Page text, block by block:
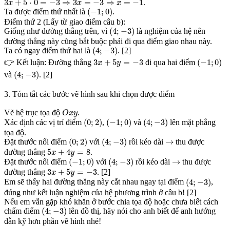
3x + 5 ⋅ 0 = −3 ⇒ 3x = −3 ⇒ x = −1.
Ta được điểm thứ nhất là (−1; 0)
(− 1;0 )
.
Điểm thứ 2 (Lấy từ giao điểm câu b):
Giống như đường thẳng trên, vì (4; −3)
(4;−3 )
là nghiệm của hệ nên
đường thẳng này cũng bắt buộc phải đi qua điểm giao nhau này.
Ta có ngay điểm thứ hai là (4; −3)
(4;−3)
. [2]
👉 Kết luận: Đường thẳng 3x + 5y = −3
3x+ 5 y=− đi qua hai điểm (−1;0)
(− 1; )
và (4; −3)
(4 ) . [2]
3. Tóm tắt các bước vẽ hình sau khi chọn được điểm
Vẽ hệ trục tọa độ Oxy
Oxy .
Xác định các vị trí điểm (0; 2)
(0; 2) , (−1; 0)
(− 1; ) và (4; −3)
(4; )
lên mặt phẳng
tọa độ.
Đặt thước nối điểm (0; 2)
(0; 2) với (4; −3)
(4; ) rồi kéo dài →
→thu được
đường thẳng 5x + 4y = 8
5x+ 4 y=8
.
Đặt thước nối điểm (−1; 0)
(− 1; ) với (4; −3)
(4; ) rồi kéo dài →
→thu được
đường thẳng 3x + 5y = −3
3x+ 5 y=−
. [2]
Em sẽ thấy hai đường thẳng này cắt nhau ngay tại điểm (4; −3)
(4 )
,
đúng như kết luận nghiệm của hệ phương trình ở câu b! [2]
Nếu em vẫn gặp khó khăn ở bước chia tọa độ hoặc chưa biết cách
chấm điểm (4; −3)
(4;−3 )
lên đồ thị, hãy nói cho anh biết để anh hướng
dẫn kỹ hơn phần vẽ hình nhé!